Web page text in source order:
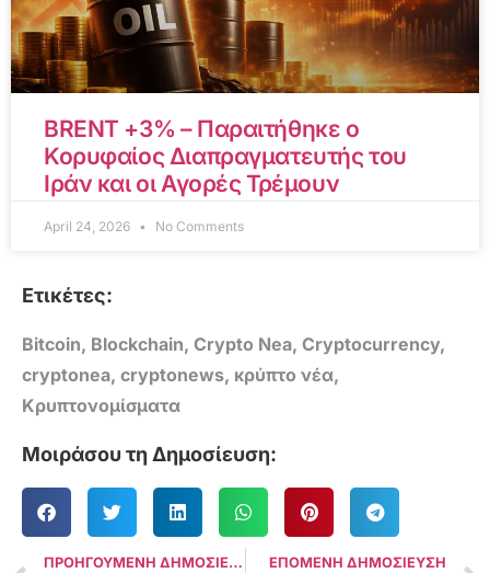
BRENT +3% – Παραιτήθηκε ο
Κορυφαίος Διαπραγματευτής του
Ιράν και οι Αγορές Τρέμουν
April 24, 2026 No Comments
Ετικέτες:
Bitcoin, Blockchain, Crypto Nea, Cryptocurrency,
cryptonea, cryptonews, κρύπτο νέα,
Κρυπτονομίσματα
Μοιράσου τη Δημοσίευση:
ΠΡΟΗΓΟΥΜΕΝΗ ΔΗΜΟΣΙΕΥΣΗ ΕΠΟΜΕΝΗ ΔΗΜΟΣΙΕΥΣΗ